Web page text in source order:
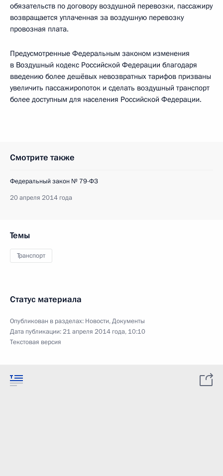
обязательств по договору воздушной перевозки, пассажиру
возвращается уплаченная за воздушную перевозку
провозная плата.
Предусмотренные Федеральным законом изменения
в Воздушный кодекс Российской Федерации благодаря
введению более дешёвых невозвратных тарифов призваны
увеличить пассажиропоток и сделать воздушный транспорт
более доступным для населения Российской Федерации.
Смотрите также
Федеральный закон № 79-ФЗ
20 апреля 2014 года
Темы
Транспорт
Статус материала
Опубликован в разделах: Новости,Документы
Дата публикации:21 апреля 2014 года, 10:10
Текстовая версия